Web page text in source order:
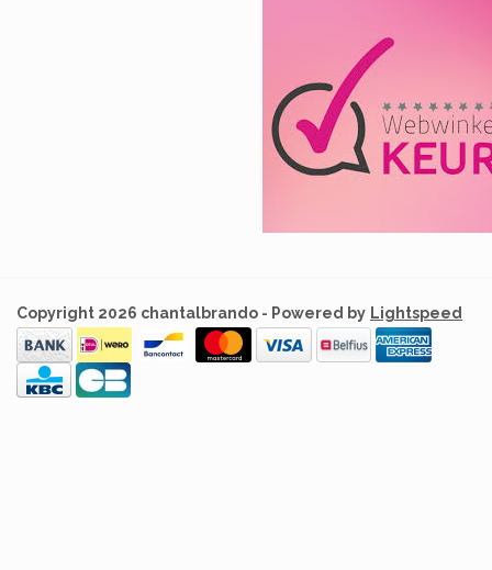
Copyright 2026 chantalbrando - Powered by Lightspeed